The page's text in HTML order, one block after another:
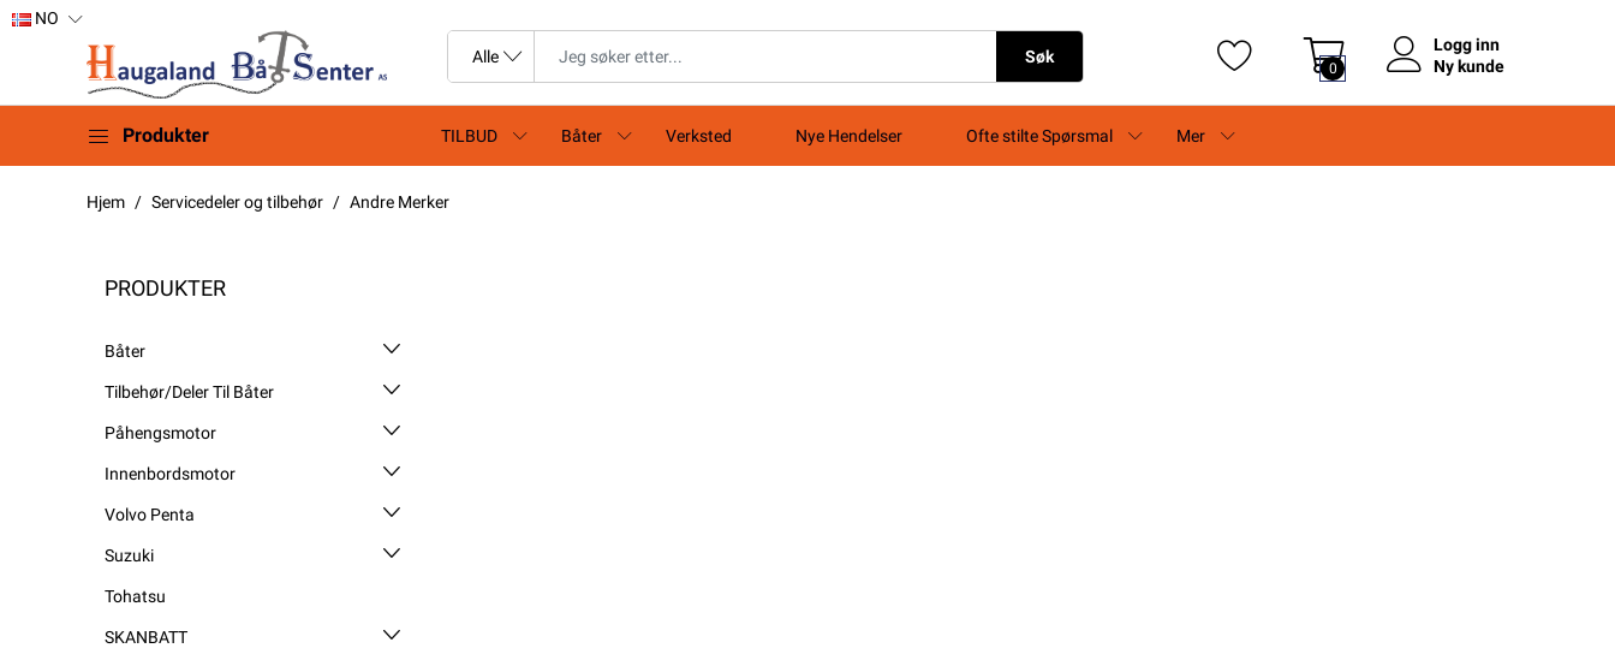
NO
Søk
0
Logg inn
Ny kunde
Produkter TILBUD Båter Verksted Nye Hendelser Ofte stilte Spørsmal Mer
Hjem Servicedeler og tilbehør Andre Merker
PRODUKTER
Båter
Tilbehør/Deler Til Båter
Påhengsmotor
Innenbordsmotor
Volvo Penta
Suzuki
Tohatsu
SKANBATT